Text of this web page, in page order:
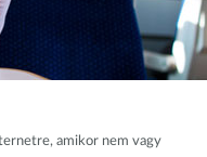
amikor nem vagy